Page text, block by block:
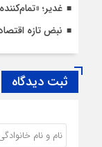
غدیر؛
نبض تازه
ثبت دیدگاه